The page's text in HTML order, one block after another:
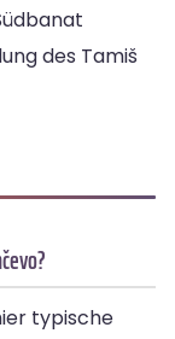
des Tamiš
typische